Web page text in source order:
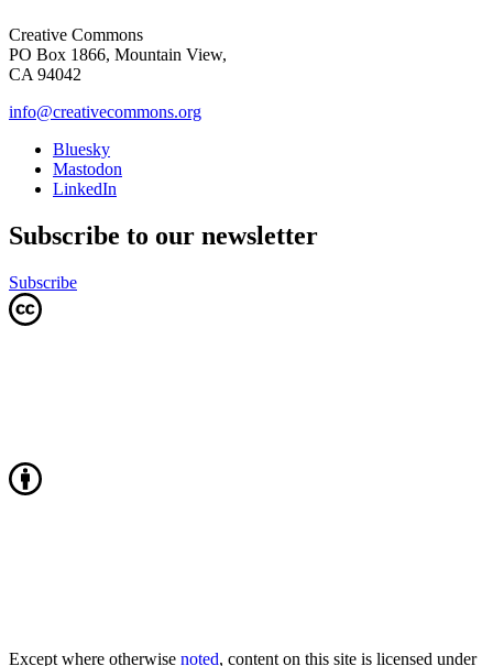
Creative Commons
PO Box 1866, Mountain View,
CA 94042
info@creativecommons.org
Bluesky
Mastodon
LinkedIn
Subscribe to our newsletter
Subscribe
Except where otherwise noted, content on this site is licensed under